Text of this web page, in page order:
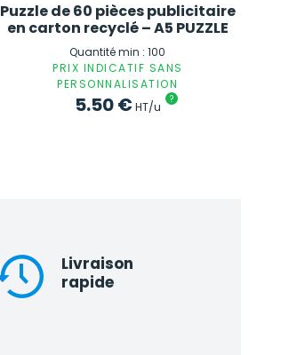
Puzzle de 60 pièces publicitaire
en carton recyclé – A5 PUZZLE
Quantité min : 100
PRIX INDICATIF SANS
PERSONNALISATION
5.50€HT/u
?
Livraison
rapide